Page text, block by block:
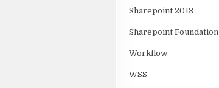
Sharepoint 2013
Sharepoint Foundation
Workflow
WSS